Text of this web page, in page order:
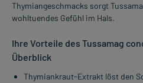
Thymiangeschmacks sorgt
wohltuendes Gefühl im Hals.
Ihre Vorteile des Tussamag
Überblick
Thymiankraut-Extrakt löst den